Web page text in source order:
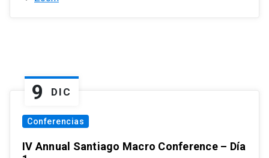
9 DIC
Conferencias
IV Annual Santiago Macro Conference – Día